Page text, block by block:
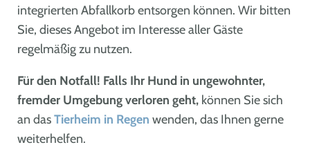
integrierten Abfallkorb entsorgen können. Wir bitten
Sie, dieses Angebot im Interesse aller Gäste
regelmäßig zu nutzen.
Für den Notfall! Falls Ihr Hund in ungewohnter,
fremder Umgebung verloren geht, können Sie sich
an dasTierheim in Regen wenden, das Ihnen gerne
weiterhelfen.